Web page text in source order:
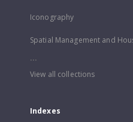
Iconography
Spatial Management and
...
View all collections
Indexes